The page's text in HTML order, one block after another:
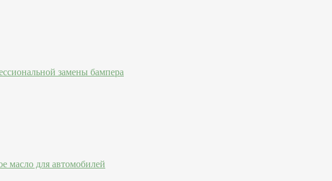
замены бампера
масло для автомобилей